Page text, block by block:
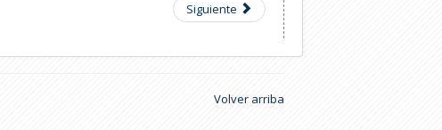
Siguiente
Volver arriba